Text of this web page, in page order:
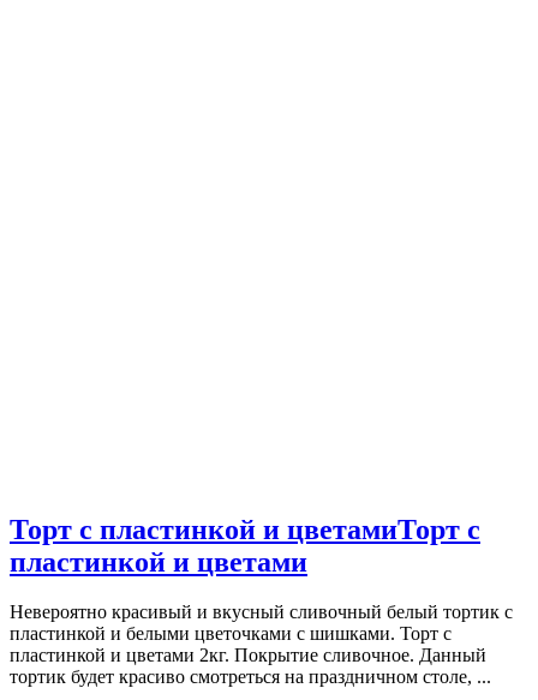
Торт с пластинкой и цветамиТорт с
пластинкой и цветами
Невероятно красивый и вкусный сливочный белый тортик с
пластинкой и белыми цветочками с шишками. Торт с
пластинкой и цветами 2кг. Покрытие сливочное. Данный
тортик будет красиво смотреться на праздничном столе, ...